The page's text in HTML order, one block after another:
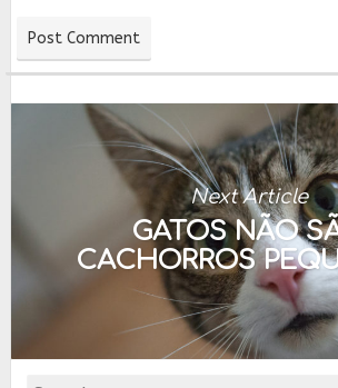
Next Article
GATOS NÃO
CACHORROS